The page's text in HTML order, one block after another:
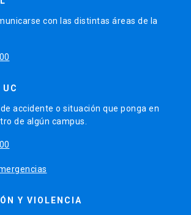
con las distintas áreas de la
UC
accidente o situación que ponga en
de algún campus.
Y VIOLENCIA